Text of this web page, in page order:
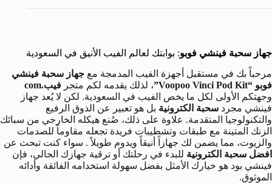
جهاز سحبة فينشي فوبو: بوابتك لعالم الفيب الأنيق في السعودية
مرحباً بك في مستقبل أجهزة الفيب المدمجة مع جهاز سحبة فينشي
فوبو “Voopoo Vinci Pod Kit”
، لذلك يقدمه لكم متجر فيب.com
وجهتكم الأولى لكل ما يخص الفيب في السعودية. لكن لا يُعد جهاز
فينشي مجرد سحبة الكترونية بل هو تعبير عن الذوق الرفيع
والتكنولوجيا المتقدمة. علاوة على ذلك، صُنع هيكله الخارجي من سبائك
الزنك المتينة مع طبقات وتشطيبات فريدة تجعله مقاوماً للصدمات
والزيوت، مما يضمن لك جهازاً أنيقاً ويدوم طويلاً . سواء كنت تبحث عن
افضل سحبة الكترونية للبدء في رحلتك أو ترقية جهازك الحالي، فإن
فينشي بود هو خيارك الأمثل بفضل سهولة استخدامه الفائقة وأدائه
الموثوق.